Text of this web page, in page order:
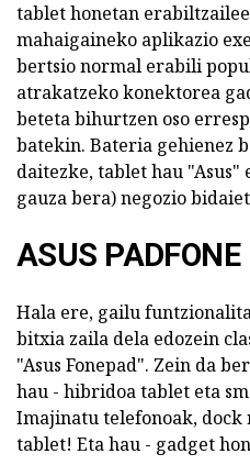
tablet honetan
mahaigaineko aplikazio
bertsio normal erabili
atrakatzeko konektorea
beteta bihurtzen oso
batekin. Bateria gehienez
daitezke, tablet hau
gauza bera) negozio
ASUS PADFONE
Hala ere, gailu
bitxia zaila dela edozein
"Asus Fonepad". Zein da
hau - hibridoa tablet eta
Imajinatu telefonoak, dock
tablet! Eta hau - gadget